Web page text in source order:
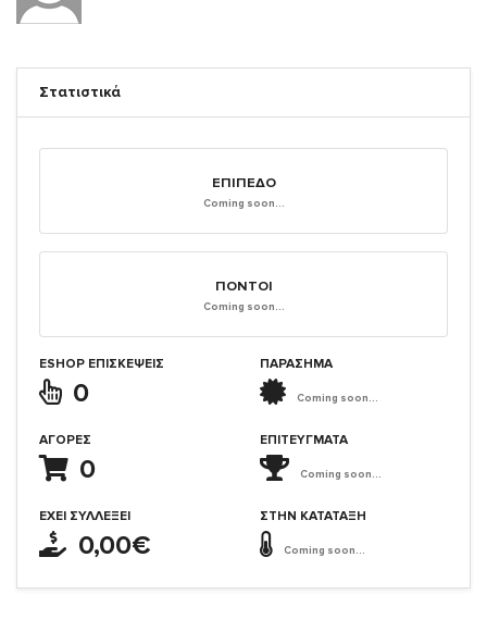
Στατιστικά
ΕΠΊΠΕΔΟ
Coming soon...
ΠΌΝΤΟΙ
Coming soon...
ESHOP ΕΠΙΣΚΈΨΕΙΣ
0
ΑΓΟΡΈΣ
0
ΈΧΕΙ ΣΥΛΛΈΞΕΙ
0,00€
ΠΑΡΑΣΗΜΑ
Coming soon...
ΕΠΙΤΕΎΓΜΑΤΑ
Coming soon...
ΣΤΗΝ ΚΑΤΆΤΑΞΗ
Coming soon...